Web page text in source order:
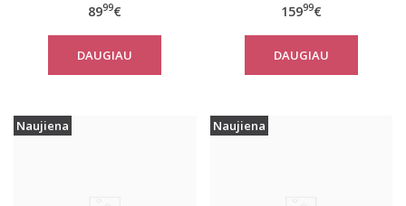
paltas Tom Tailor
10367
8999€
DAUGIAU
žiemai Tom Tailor
14482
15999€
DAUGIAU
Naujiena Naujiena